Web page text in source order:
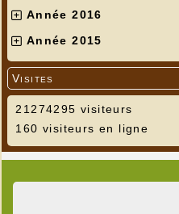
Année 2016
Année 2015
Visites
21274295 visiteurs
160 visiteurs en ligne